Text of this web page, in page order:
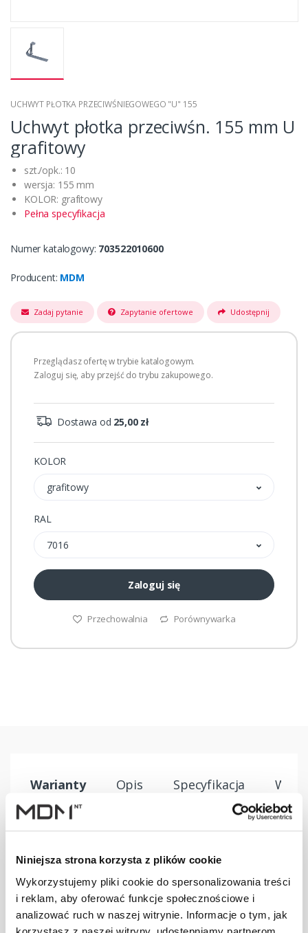
Niniejsza strona korzysta z plików cookie
Wykorzystujemy pliki cookie do spersonalizowania treści
i reklam, aby oferować funkcje społecznościowe i
analizować ruch w naszej witrynie. Informacje o tym, jak
UCHWYT PŁOTKA PRZECIWŚNIEGOWEGO "U" 155
Uchwyt płotka przeciwśn. 155 mm U
grafitowy
szt./opk.: 10
wersja: 155 mm
KOLOR: grafitowy
Pełna specyfikacja
Numer katalogowy: 703522010600
Producent: MDM
Zadaj pytanie Zapytanie ofertowe Udostępnij
Przeglądasz ofertę w trybie katalogowym.
Zaloguj się, aby przejść do trybu zakupowego.
Dostawa od 25,00 zł
KOLOR
grafitowy
RAL
7016
Zaloguj się
Przechowalnia Porównywarka
Warianty Opis Specyfikacja
Uchwyt płotka
przeciwśn. 155
mm U brązowy
szt –